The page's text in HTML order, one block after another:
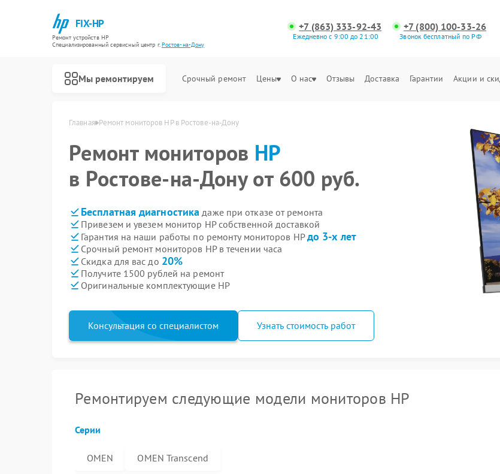
FIX-HP
Ремонт устройств HP
Специализированный cервисный центр г.Ростов-на-Дону
+7 (863) 333-92-43
Ежедневно с 9:00 до 21:00
+7 (800) 100-33-26
Звонок бесплатный по РФ
Мы ремонтируем Срочный ремонт Цены О нас Отзывы Доставка Гарантии Акции и
Главная Ремонт мониторов HP в Ростове-на-Дону
Ремонт мониторов HP
в Ростове-на-Дону от 600 руб.
Бесплатная диагностика даже при отказе от ремонта
Привезем и увезем монитор HP собственной доставкой
Гарантия на наши работы по ремонту мониторов HPдо 3-х лет
Срочный ремонт мониторов HP в течении часа
Скидка для вас до 20%
Получите 1500 рублей на ремонт
Оригинальные комплектующие HP
Консультация со специалистом Узнать стоимость работ
Ремонтируем следующие модели мониторов HP
Серии
OMEN OMEN Transcend